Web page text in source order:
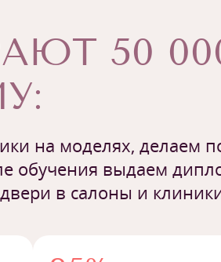
50
на моделях, делаем
обучения выдаем
в салоны и